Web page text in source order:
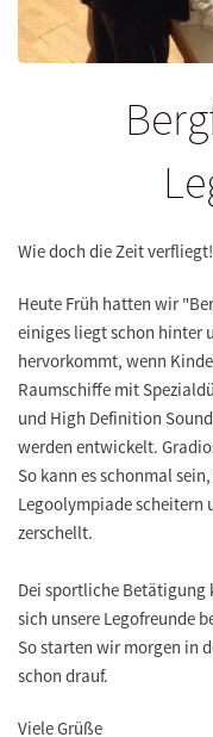
Wie doch die Zeit
Heute Früh hatten wir
einiges liegt schon hinter
hervorkommt, wenn
Raumschiffe mit
und High Definition
werden entwickelt.
So kann es schonmal
Legoolympiade scheitern
zerschellt.
Dei sportliche Betätigung
sich unsere Legofreunde
So starten wir morgen in
schon drauf.
Viele Grüße